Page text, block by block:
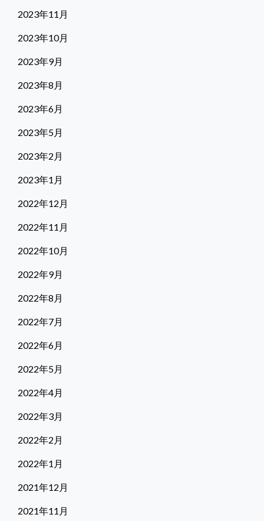
2023年11月
2023年10月
2023年9月
2023年8月
2023年6月
2023年5月
2023年2月
2023年1月
2022年12月
2022年11月
2022年10月
2022年9月
2022年8月
2022年7月
2022年6月
2022年5月
2022年4月
2022年3月
2022年2月
2022年1月
2021年12月
2021年11月